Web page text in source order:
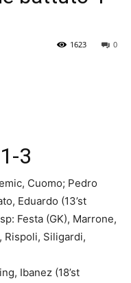
0
1623
3
Cuomo; Pedro
Eduardo (13’st
Festa (GK), Marrone,
Rispoli, Siligardi,
Ibanez (18’st